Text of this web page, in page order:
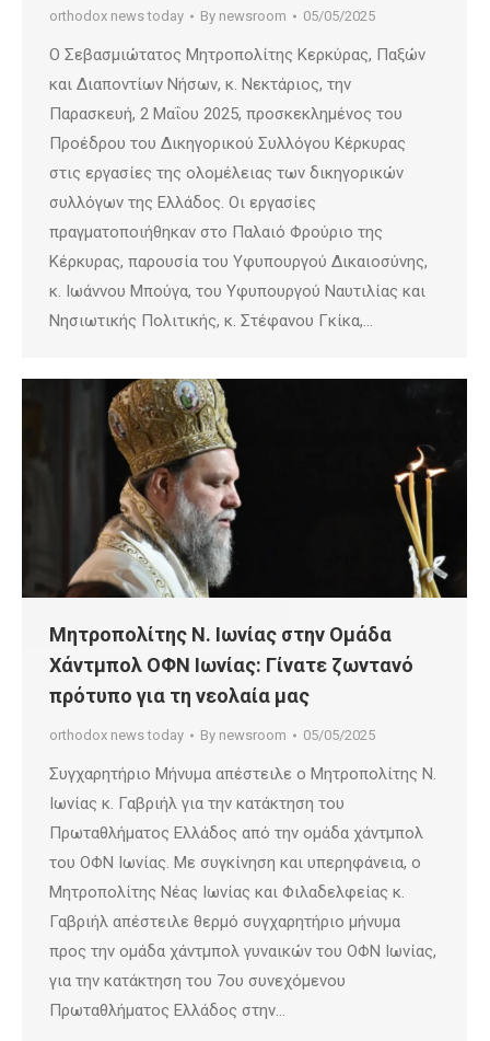
orthodox news today By newsroom 05/05/2025
Ο Σεβασμιώτατος Μητροπολίτης Κερκύρας, Παξών
και Διαποντίων Νήσων, κ. Νεκτάριος, την
Παρασκευή, 2 Μαΐου 2025, προσκεκλημένος του
Προέδρου του Δικηγορικού Συλλόγου Κέρκυρας
στις εργασίες της ολομέλειας των δικηγορικών
συλλόγων της Ελλάδος. Οι εργασίες
πραγματοποιήθηκαν στο Παλαιό Φρούριο της
Κέρκυρας, παρουσία του Υφυπουργού Δικαιοσύνης,
κ. Ιωάννου Μπούγα, του Υφυπουργού Ναυτιλίας και
Νησιωτικής Πολιτικής, κ. Στέφανου Γκίκα,…
Μητροπολίτης Ν. Ιωνίας στην Ομάδα
Χάντμπολ ΟΦΝ Ιωνίας: Γίνατε ζωντανό
πρότυπο για τη νεολαία μας
orthodox news today By newsroom 05/05/2025
Συγχαρητήριο Μήνυμα απέστειλε ο Μητροπολίτης Ν.
Ιωνίας κ. Γαβριήλ για την κατάκτηση του
Πρωταθλήματος Ελλάδος από την ομάδα χάντμπολ
του ΟΦΝ Ιωνίας. Με συγκίνηση και υπερηφάνεια, ο
Μητροπολίτης Νέας Ιωνίας και Φιλαδελφείας κ.
Γαβριήλ απέστειλε θερμό συγχαρητήριο μήνυμα
προς την ομάδα χάντμπολ γυναικών του ΟΦΝ Ιωνίας,
για την κατάκτηση του 7ου συνεχόμενου
Πρωταθλήματος Ελλάδος στην…